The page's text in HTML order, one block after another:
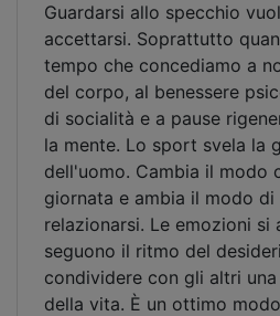
Guardarsi allo specchio
accettarsi. Soprattutto
tempo che concediamo a
del corpo, al benessere
di socialità e a pause
la mente. Lo sport svela la
dell'uomo. Cambia il modo
giornata e ambia il modo di
relazionarsi. Le emozioni si
seguono il ritmo del
condividere con gli altri
della vita. È un ottimo